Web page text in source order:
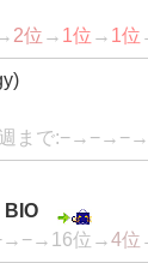
2位 → 1位 → 1位
週まで
BIO
位→4位